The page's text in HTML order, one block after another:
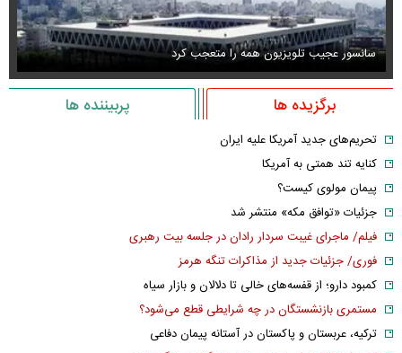
سانسور عجیب تلویزیون همه را متعجب کرد
برگزیده ها پربیننده ها
تحریم‌های جدید آمریکا علیه ایران
کنایه تند همتی به آمریکا
پیمان مولوی کیست؟
جزئیات «توافق مکه» منتشر شد
فیلم/ ماجرای غیبت سردار رادان در جلسه بیت رهبری
فوری/ جزئیات جدید از مذاکرات تنگه هرمز
کمبود دارو؛ از قفسه‌های خالی تا دلالان و بازار سیاه
مستمری بازنشستگان در چه شرایطی قطع می‌شود؟
ترکیه، عربستان و پاکستان در آستانه پیمان دفاعی